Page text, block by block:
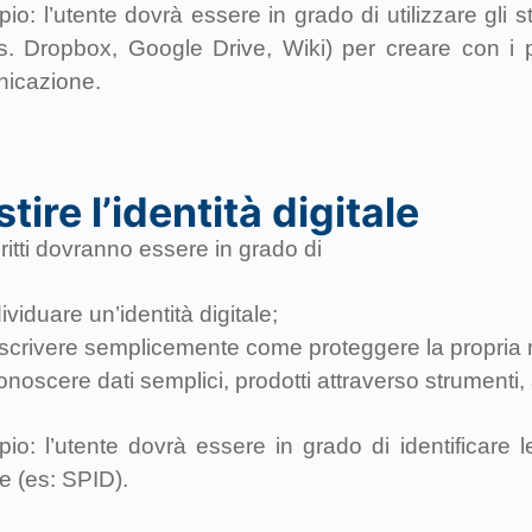
l’utente dovrà essere in grado di utilizzare gli
Dropbox, Google Drive, Wiki) per creare con i
l’identità digitale
dovranno essere in grado di
un’identità digitale;
semplicemente come proteggere la propria
dati semplici, prodotti attraverso
l’utente dovrà essere in grado di identificare
(es: SPID).